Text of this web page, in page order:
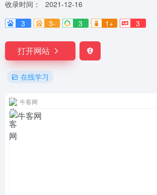
收录时间：
2021-12-16
3
3- 3 1+ 3
打开网站
在线学习
牛客网